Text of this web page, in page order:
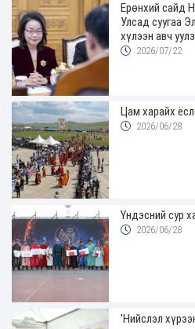
Ерөнхий сайд
Улсад суугаа
хүлээн авч
2026/07/22
Цам харайх
2026/06/28
Үндэсний сур
2026/06/28
'Нийслэл